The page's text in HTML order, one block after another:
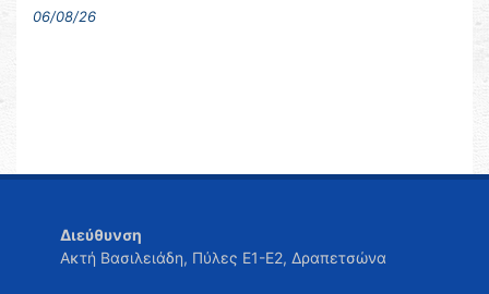
06/08/26
Διεύθυνση
Ακτή Βασιλειάδη, Πύλες Ε1-Ε2, Δραπετσώνα